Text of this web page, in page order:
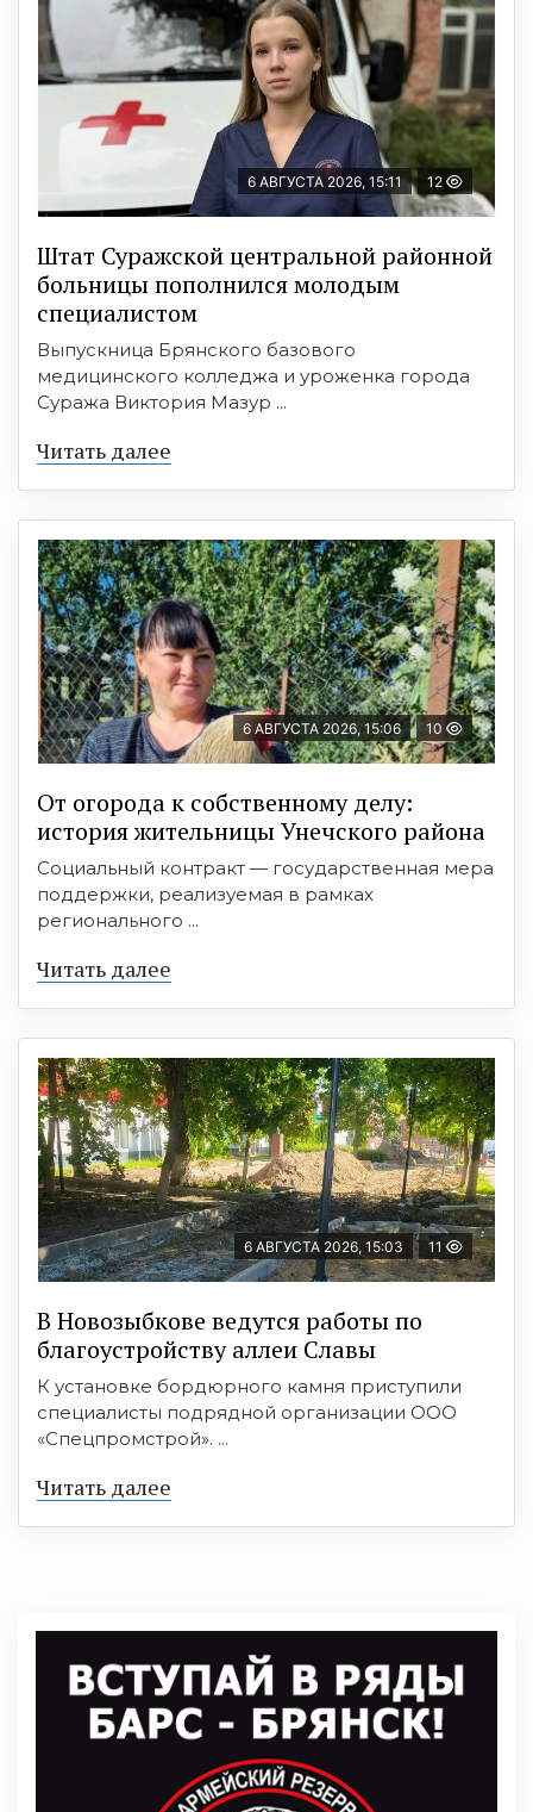
6 АВГУСТА 2026, 15:11 12
Штат Суражской центральной районной
больницы пополнился молодым
специалистом
Выпускница Брянского базового
медицинского колледжа и уроженка города
Суража Виктория Мазур ...
Читать далее
6 АВГУСТА 2026, 15:06 10
От огорода к собственному делу:
история жительницы Унечского района
Социальный контракт — государственная мера
поддержки, реализуемая в рамках
регионального ...
Читать далее
6 АВГУСТА 2026, 15:03 11
В Новозыбкове ведутся работы по
благоустройству аллеи Славы
К установке бордюрного камня приступили
специалисты подрядной организации ООО
«Спецпромстрой». ...
Читать далее